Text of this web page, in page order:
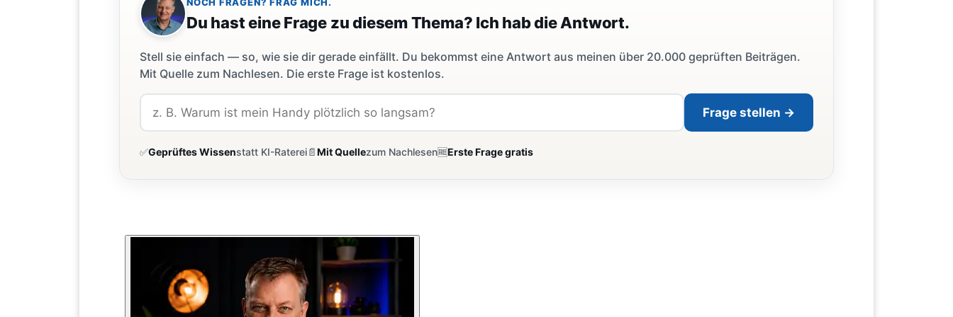
NOCH FRAGEN? FRAG MICH.
Du hast eine Frage zu diesem Thema? Ich hab die Antwort.
Stell sie einfach — so, wie sie dir gerade einfällt. Du bekommst eine Antwort aus meinen über 20.000 geprüften Beiträgen.
Mit Quelle zum Nachlesen. Die erste Frage ist kostenlos.
Frage stellen →
✅Geprüftes Wissenstatt KI-Raterei📄Mit Quellezum Nachlesen🆓Erste Frage gratis